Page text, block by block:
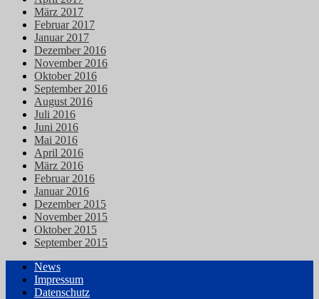
März 2017
Februar 2017
Januar 2017
Dezember 2016
November 2016
Oktober 2016
September 2016
August 2016
Juli 2016
Juni 2016
Mai 2016
April 2016
März 2016
Februar 2016
Januar 2016
Dezember 2015
November 2015
Oktober 2015
September 2015
News
Impressum
Datenschutz